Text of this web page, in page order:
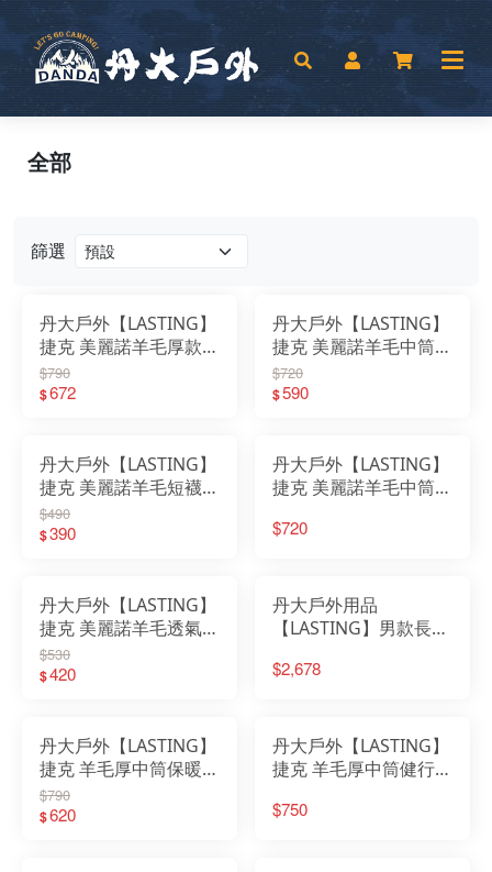
篩選
丹大戶外【LASTING】
捷克 美麗諾羊毛厚款中
筒健行襪 LT-FWN 灰
黑/深藍│襪子│登山襪│
$790
$672
丹大戶外【LASTING】
捷克 美麗諾羊毛中筒健
行襪 LT-FWR 灰黑/深藍
│襪子│登山襪│羊毛襪
$720
$590
丹大戶外【LASTING】
捷克 美麗諾羊毛短襪
LT-WTS 2色 襪子｜保
暖襪｜透氣襪｜登山襪
$490
$390
丹大戶外【LASTING】
捷克 美麗諾羊毛中筒健
│襪子│短襪│登山襪│
$720
丹大戶外【LASTING】
捷克 美麗諾羊毛透氣短
襪 LT-FWE 黑/灰/象牙
白/深藍 襪子│登山襪│
$530
$420
丹大戶外用品
【LASTING】男款長袖
灰/藍綠
$2,678
丹大戶外【LASTING】
捷克 羊毛厚中筒保暖健
行襪 LT-TRX｜羊毛｜
襪子｜厚襪｜保暖襪｜
$790
$620
丹大戶外【LASTING】
捷克 羊毛厚中筒健行襪
｜厚襪｜保暖襪｜中筒
$750
全部